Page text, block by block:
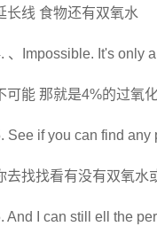
长线 食物还有双氧水
、Impossible. It's only
可能 那就是4%的过氧
See if you can find any
去找找看有没有双氧水
And I can still ell the